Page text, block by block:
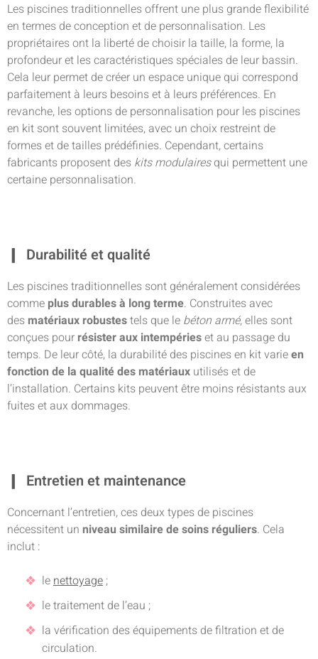
Les piscines traditionnelles offrent une plus grande flexibilité
en termes de conception et de personnalisation. Les
propriétaires ont la liberté de choisir la taille, la forme, la
profondeur et les caractéristiques spéciales de leur bassin.
Cela leur permet de créer un espace unique qui correspond
parfaitement à leurs besoins et à leurs préférences. En
revanche, les options de personnalisation pour les piscines
en kit sont souvent limitées, avec un choix restreint de
formes et de tailles prédéfinies. Cependant, certains
fabricants proposent des kits modulairesqui permettent une
certaine personnalisation.
Durabilité et qualité
Les piscines traditionnelles sont généralement considérées
comme plus durables à long terme. Construites avec
des matériaux robustestels que le béton armé, elles sont
conçues pour résister aux intempérieset au passage du
temps. De leur côté, la durabilité des piscines en kit varieen
fonction de la qualité des matériaux utilisés et de
l’installation. Certains kits peuvent être moins résistants aux
fuites et aux dommages.
Entretien et maintenance
Concernant l’entretien, ces deux types de piscines
nécessitent un niveau similaire de soins réguliers. Cela
inclut :
lenettoyage;
le traitement de l’eau ;
la vérification des équipements de filtration et de
circulation.